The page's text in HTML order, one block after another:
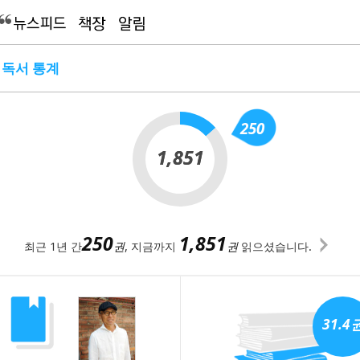
서 통계
250
1,851
1,851
최근 1년 간250권, 지금까지 1,851권읽으셨습니다.
31.4